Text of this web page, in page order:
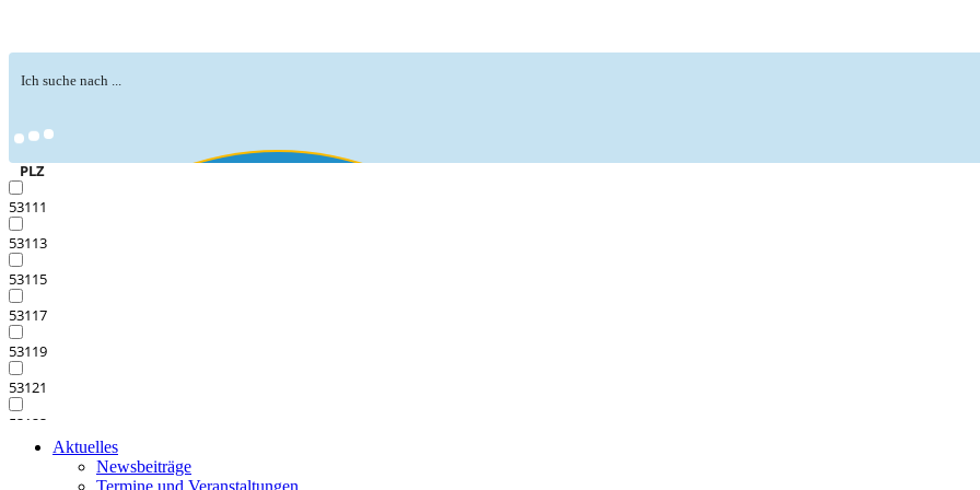
PLZ
53111
53113
53115
53117
53119
53121
53123
Aktuelles
Newsbeiträge